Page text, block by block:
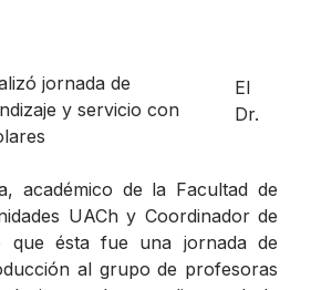
El
Dr.
académico de la Facultad de
UACh y Coordinador de
que ésta fue una jornada de
al grupo de profesoras